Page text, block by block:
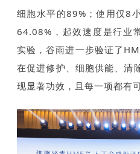
细胞水平的89%；使用仅8
64.08%，起效速度是行业
实验，谷雨进一步验证了
在促进修护、细胞供能、清
现显著功效，且每一项都有